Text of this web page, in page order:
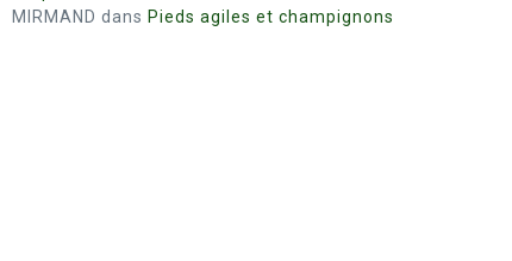
MIRMAND dans Pieds agiles et champignons